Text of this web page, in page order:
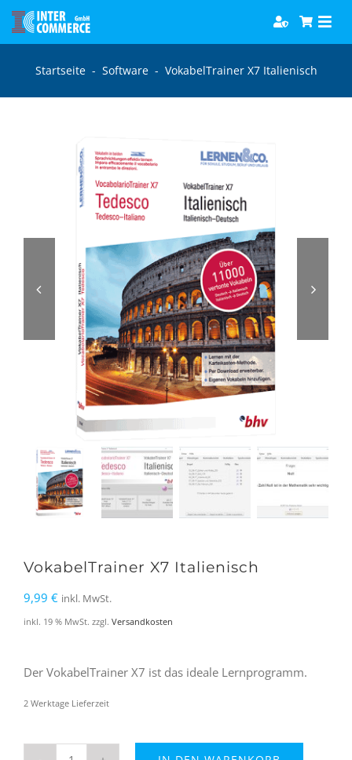
Zum
Inhalt
Software
Hörbücher
Startseite- Software- VokabelTrainer X7 Italienisch
VokabelTrainer X7 Italienisch
9,99 € inkl. MwSt.
inkl. 19 % MwSt. zzgl. Versandkosten
Der VokabelTrainer X7 ist das ideale Lernprogramm.
2 Werktage Lieferzeit